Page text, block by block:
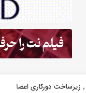
زیرساخت دورکاری اعضا